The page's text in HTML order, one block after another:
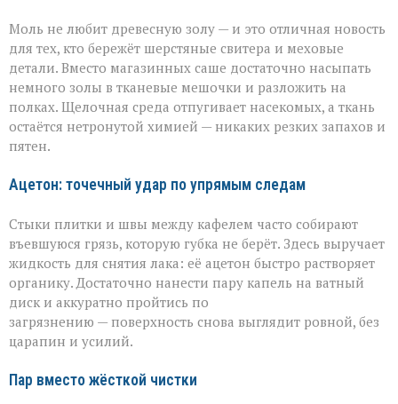
Моль не любит древесную золу — и это отличная новость
для тех, кто бережёт шерстяные свитера и меховые
детали. Вместо магазинных саше достаточно насыпать
немного золы в тканевые мешочки и разложить на
полках. Щелочная среда отпугивает насекомых, а ткань
остаётся нетронутой химией — никаких резких запахов и
пятен.
Ацетон: точечный удар по упрямым следам
Стыки плитки и швы между кафелем часто собирают
въевшуюся грязь, которую губка не берёт. Здесь выручает
жидкость для снятия лака: её ацетон быстро растворяет
органику. Достаточно нанести пару капель на ватный
диск и аккуратно пройтись по
загрязнению — поверхность снова выглядит ровной, без
царапин и усилий.
Пар вместо жёсткой чистки